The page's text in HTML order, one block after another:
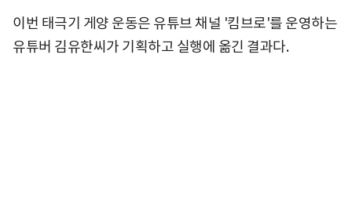
이번 태극기 게양 운동은 유튜브 채널 '킴브로'를 운영하는
유튜버 김유한씨가 기획하고 실행에 옮긴 결과다.